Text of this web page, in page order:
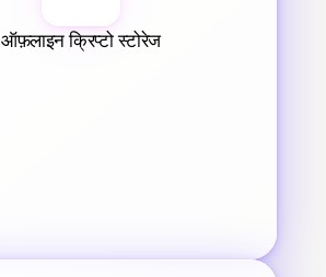
ऑफ़लाइन क्रिप्टो स्टोरेज